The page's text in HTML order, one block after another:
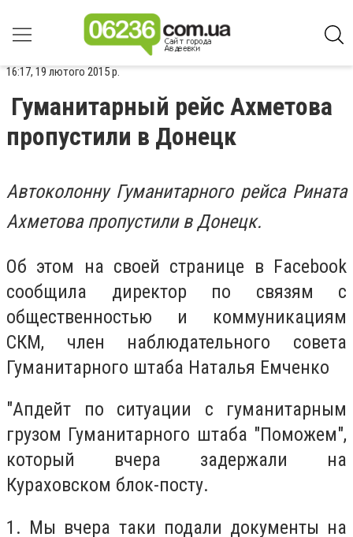
16:17, 19 лютого 2015 р.
Гуманитарный рейс Ахметова
пропустили в Донецк
Автоколонну Гуманитарного рейса Рината
Ахметова пропустили в Донецк.
Об этом на своей странице в Facebook
сообщила директор по связям с
общественностью и коммуникациям
CКМ, член наблюдательного совета
Гуманитарного штаба Наталья Емченко
"Апдейт по ситуации с гуманитарным
грузом Гуманитарного штаба "Поможем",
который вчера задержали на
Кураховском блок-посту.
1. Мы вчера таки подали документы на